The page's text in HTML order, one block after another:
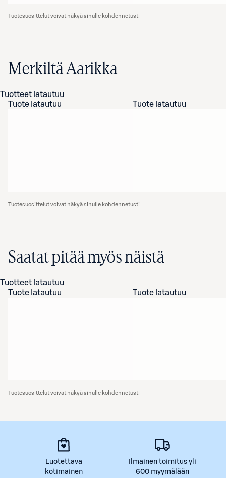
Tuotesuosittelut voivat näkyä sinulle kohdennetusti
Merkiltä Aarikka
Tuotteet latautuu
Tuote latautuu
Tuote latautuu
Tuotesuosittelut voivat näkyä sinulle kohdennetusti
Saatat pitää myös näistä
Tuotteet latautuu
Tuote latautuu
Tuote latautuu
Tuotesuosittelut voivat näkyä sinulle kohdennetusti
Luotettava
kotimainen
Ilmainen toimitus yli
600 myymälään